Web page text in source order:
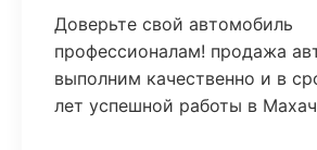
Доверьте свой автомобиль
профессионалам! продажа
выполним качественно и в
лет успешной работы в